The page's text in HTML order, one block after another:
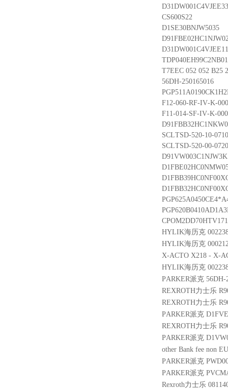
D31DW001C4VJEE33
CS600S22
D1SE30BNJW5035
D31DW001C4VJEE11
T7EEC 052 052 B25
56DH-250165016
F12-060-RF-IV-K-
F11-014-SF-IV-K-
SCLTSD-520-10-
SCLTSD-520-00-
HYLIK海历克
HYLIK海历克
X-ACTO X218 - X-
HYLIK海历克
PARKER派克
REXROTH力士乐
REXROTH力士乐
PARKER派克
REXROTH力士乐
PARKER派克
other Bank fee non
PARKER派克
PARKER派克
Rexroth力士乐